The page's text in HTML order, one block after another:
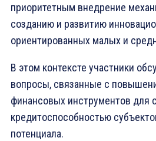
приоритетным внедрение
созданию и развитию
ориентированных малых и
В этом контексте участники
вопросы, связанные с
финансовых инструментов для
кредитоспособностью
потенциала.